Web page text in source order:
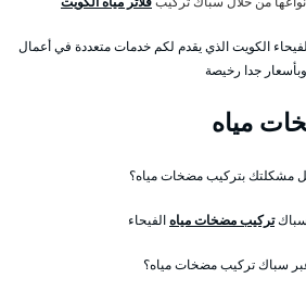
الكويت الذي يقدم لكم خدمات متعددة في أعمال
جدا رخيصة
مياه
مشكلتك بتركيب مضخات مياه؟
سباكتركيب مضخات مياهالفيحاء
سباك تركيب مضخات مياه؟